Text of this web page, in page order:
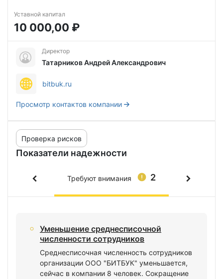
Уставной капитал
10 000,00 ₽
Директор
Татарников Андрей Александрович
bitbuk.ru
Просмотр контактов компании
Показатели надежности
Проверка рисков
2
Требуют внимания
Уменьшение среднесписочной
численности сотрудников
Среднесписочная численность сотрудников
организации ООО "БИТБУК" уменьшается,
сейчас в компании 8 человек. Сокращение